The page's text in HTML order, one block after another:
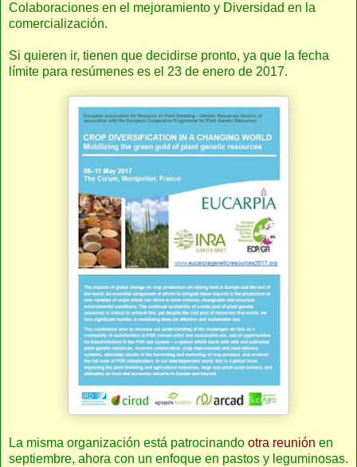
Colaboraciones en el mejoramiento y Diversidad en la
comercialización.
Si quieren ir, tienen que decidirse pronto, ya que la fecha
límite para resúmenes es el 23 de enero de 2017.
La misma organización está patrocinando otra reunión en
septiembre, ahora con un enfoque en pastos y leguminosas.